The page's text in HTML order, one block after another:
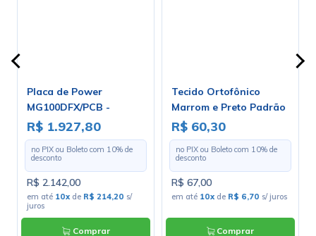
Placa de Power
MG100DFX/PCB -
Marshall
R$ 1.927,80
no PIX ou Boleto com 10% de
desconto
R$ 2.142,00
em até 10xde R$ 214,20 s/
juros
Comprar
Tecido Ortofônico
Marrom e Preto Padrão
203-1-10 - Largura 1,30m
- Preço por Metro
R$ 60,30
no PIX ou Boleto com 10% de
desconto
R$ 67,00
em até 10xde R$ 6,70 s/ juros
Comprar